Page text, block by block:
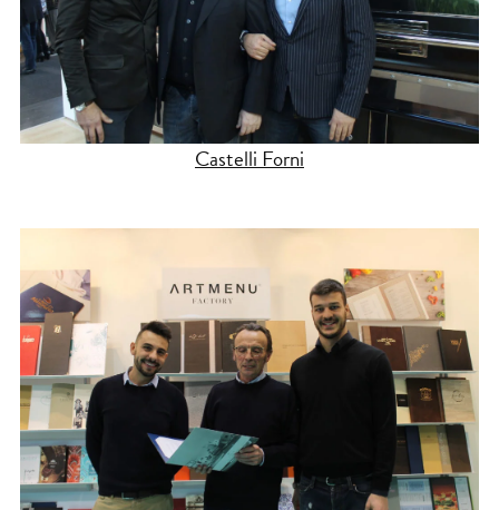
Castelli Forni